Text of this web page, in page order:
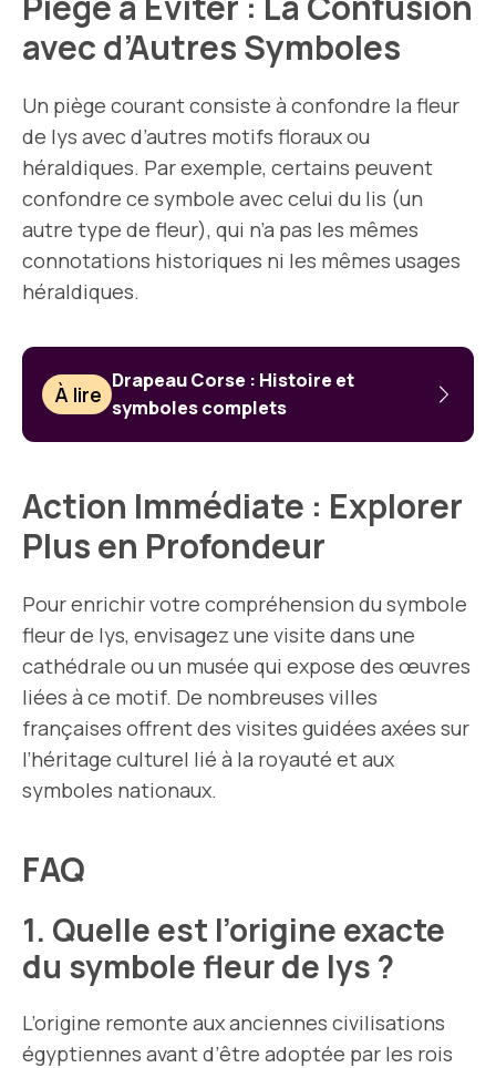
avec d’Autres Symboles
Un piège courant consiste à confondre la fleur
de lys avec d’autres motifs floraux ou
héraldiques. Par exemple, certains peuvent
confondre ce symbole avec celui du lis (un
autre type de fleur), qui n’a pas les mêmes
connotations historiques ni les mêmes usages
héraldiques.
À lire
Drapeau Corse : Histoire et
symboles complets
Action Immédiate : Explorer
Plus en Profondeur
Pour enrichir votre compréhension du symbole
fleur de lys, envisagez une visite dans une
cathédrale ou un musée qui expose des œuvres
liées à ce motif. De nombreuses villes
françaises offrent des visites guidées axées sur
l’héritage culturel lié à la royauté et aux
symboles nationaux.
FAQ
1. Quelle est l’origine exacte
du symbole fleur de lys ?
L’origine remonte aux anciennes civilisations
égyptiennes avant d’être adoptée par les rois